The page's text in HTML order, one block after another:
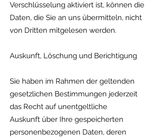
Verschlüsselung aktiviert ist, können die
Daten, die Sie an uns übermitteln, nicht
von Dritten mitgelesen werden.
Auskunft, Löschung und Berichtigung
Sie haben im Rahmen der geltenden
gesetzlichen Bestimmungen jederzeit
das Recht auf unentgeltliche
Auskunft über Ihre gespeicherten
personenbezogenen Daten, deren